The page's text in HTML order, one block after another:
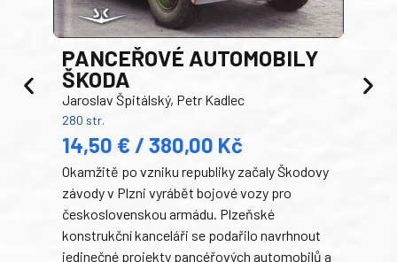
PANCEŘOVÉ AUTOMOBILY
ŠKODA
Jaroslav Špitálský, Petr Kadlec
280 str.
14,50 € / 380,00 Kč
Okamžitě po vzniku republiky začaly Škodovy
závody v Plzni vyrábět bojové vozy pro
československou armádu. Plzeňské
konstrukční kanceláři se podařilo navrhnout
jedinečné projekty pancéřových automobilů a